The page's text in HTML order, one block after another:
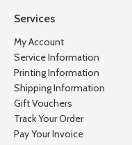
Services
My Account
Service Information
Printing Information
Shipping Information
Gift Vouchers
Track Your Order
Pay Your Invoice